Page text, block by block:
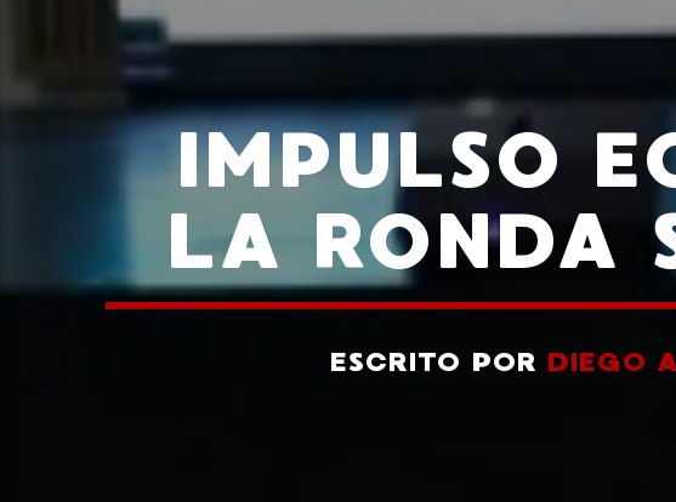
IMPULSO
LA RONDA
ESCRITO POR DIEGO